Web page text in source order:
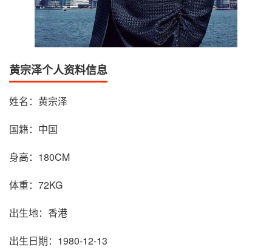
黄宗泽个人资料信息
姓名：黄宗泽
国籍：中国
身高：180CM
体重：72KG
出生地：香港
出生日期：1980-12-13